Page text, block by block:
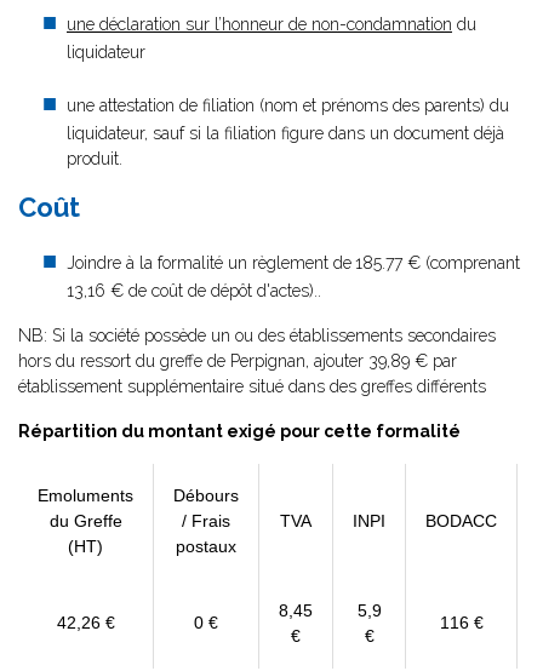
une déclaration sur l’honneur de non-condamnation du
liquidateur
une attestation de filiation (nom et prénoms des parents) du
liquidateur, sauf si la filiation figure dans un document déjà
produit.
Coût
Joindre à la formalité un règlement de185.77 € (comprenant
13,16 € de coût de dépôt d'actes)..
NB: Si la société possède un ou des établissements secondaires
hors du ressort du greffe de Perpignan, ajouter 39,89 € par
établissement supplémentaire situé dans des greffes différents
Répartition du montant exigé pour cette formalité
Emoluments
du Greffe
(HT)
Débours
/ Frais
postaux
TVA INPI BODACC
42,26 € 0 €
8,45
€
5,9
€
116 €